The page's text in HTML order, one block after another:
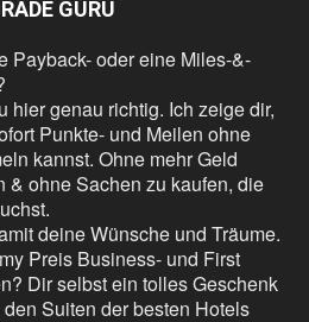
GURU
Payback- oder eine Miles-&-
hier genau richtig. Ich zeige dir,
Punkte- und Meilen ohne
kannst. Ohne mehr Geld
& ohne Sachen zu kaufen, die
deine Wünsche und Träume.
Preis Business- und First
Dir selbst ein tolles Geschenk
Suiten der besten Hotels